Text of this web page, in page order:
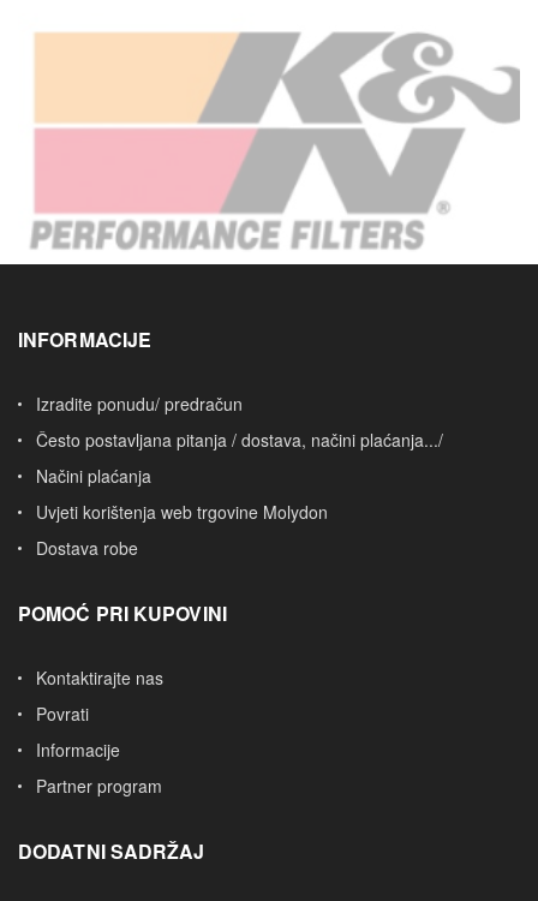
INFORMACIJE
Izradite ponudu/ predračun
Često postavljana pitanja / dostava, načini plaćanja.../
Načini plaćanja
Uvjeti korištenja web trgovine Molydon
Dostava robe
POMOĆ PRI KUPOVINI
Kontaktirajte nas
Povrati
Informacije
Partner program
DODATNI SADRŽAJ